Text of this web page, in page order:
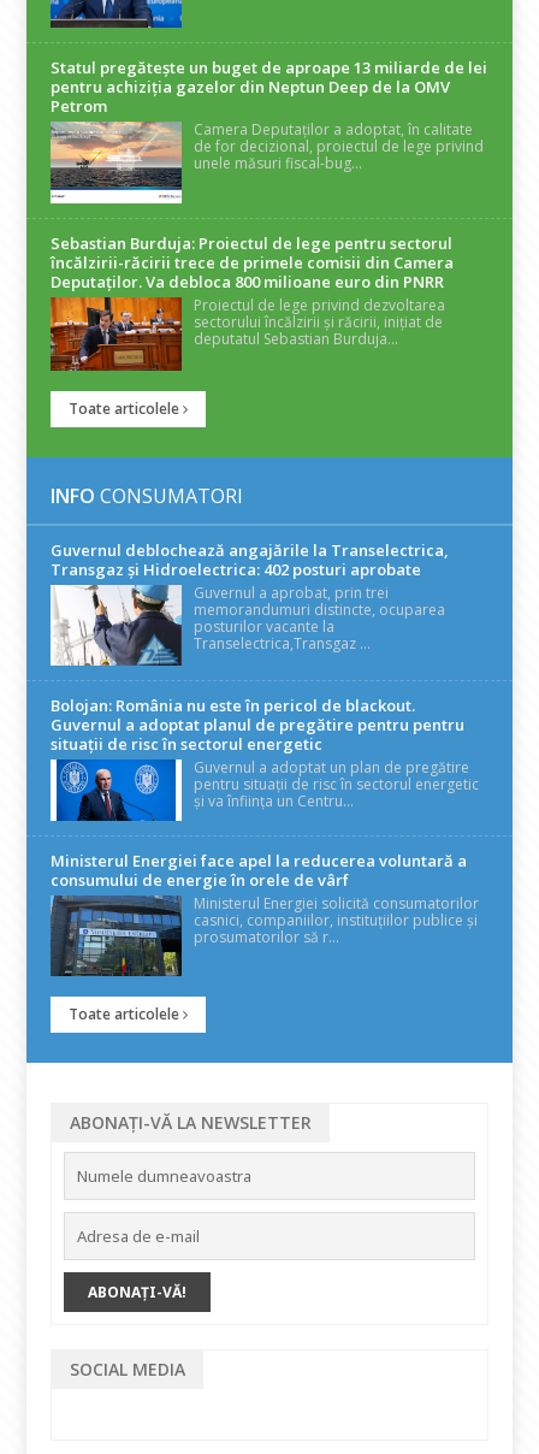
Statul pregătește un buget de aproape 13 miliarde de lei
pentru achiziția gazelor din Neptun Deep de la OMV
Petrom
Camera Deputaților a adoptat, în calitate
de for decizional, proiectul de lege privind
unele măsuri fiscal-bug...
Sebastian Burduja: Proiectul de lege pentru sectorul
încălzirii-răcirii trece de primele comisii din Camera
Deputaților. Va debloca 800 milioane euro din PNRR
Proiectul de lege privind dezvoltarea
sectorului încălzirii și răcirii, inițiat de
deputatul Sebastian Burduja...
Toate articolele
INFO CONSUMATORI
Guvernul deblochează angajările la Transelectrica,
Transgaz și Hidroelectrica: 402 posturi aprobate
Guvernul a aprobat, prin trei
memorandumuri distincte, ocuparea
posturilor vacante la
Transelectrica,Transgaz ...
Bolojan: România nu este în pericol de blackout.
Guvernul a adoptat planul de pregătire pentru pentru
situații de risc în sectorul energetic
Guvernul a adoptat un plan de pregătire
pentru situații de risc în sectorul energetic
și va înființa un Centru...
Ministerul Energiei face apel la reducerea voluntară a
consumului de energie în orele de vârf
Ministerul Energiei solicită consumatorilor
casnici, companiilor, instituțiilor publice și
prosumatorilor să r...
Toate articolele
ABONAȚI-VĂ LA NEWSLETTER
SOCIAL MEDIA